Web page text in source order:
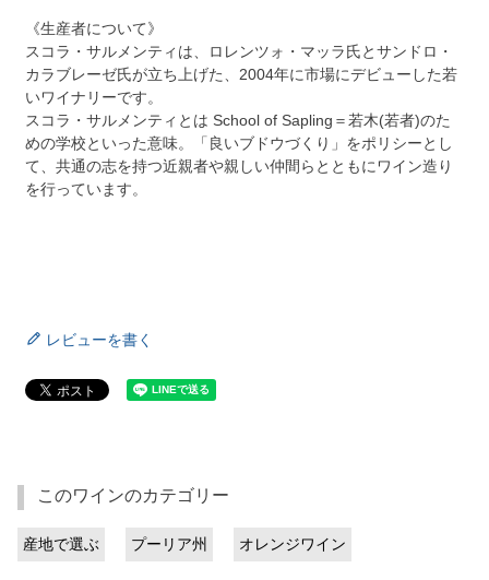
《生産者について》
スコラ・サルメンティは、ロレンツォ・マッラ氏とサンドロ・
カラブレーゼ氏が立ち上げた、2004年に市場にデビューした若
いワイナリーです。
スコラ・サルメンティとは School of Sapling＝若木(若者)のた
めの学校といった意味。「良いブドウづくり」をポリシーとし
て、共通の志を持つ近親者や親しい仲間らとともにワイン造り
を行っています。
レビューを書く
このワインのカテゴリー
産地で選ぶ プーリア州 オレンジワイン